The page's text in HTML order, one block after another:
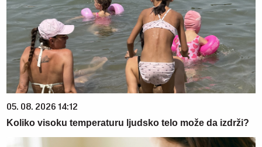
05. 08. 2026 14:12
Koliko visoku temperaturu ljudsko telo može da izdrži?